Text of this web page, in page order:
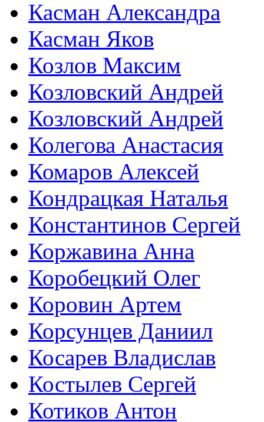
Касман Александра
Касман Яков
Козлов Максим
Козловский Андрей
Козловский Андрей
Колегова Анастасия
Комаров Алексей
Кондрацкая Наталья
Константинов Сергей
Коржавина Анна
Коробецкий Олег
Коровин Артем
Корсунцев Даниил
Косарев Владислав
Костылев Сергей
Котиков Антон